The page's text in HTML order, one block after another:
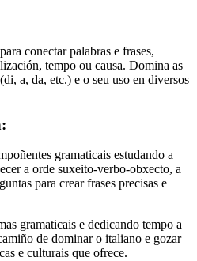
conectar palabras e frases,
tempo ou causa. Domina as
a, da, etc.) e o seu uso en diversos
gramaticais estudando a
a orde suxeito-verbo-obxecto, a
para crear frases precisas e
gramaticais e dedicando tempo a
de dominar o italiano e gozar
e culturais que ofrece.